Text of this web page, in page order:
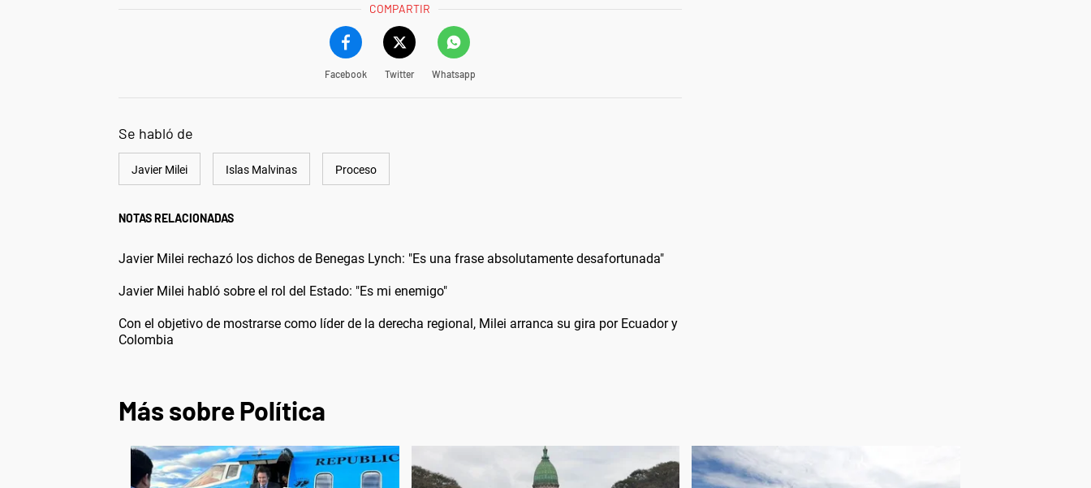
COMPARTIR
Facebook Twitter Whatsapp
Se habló de
Javier Milei Islas Malvinas Proceso
NOTAS RELACIONADAS
Javier Milei rechazó los dichos de Benegas Lynch: "Es una frase absolutamente desafortunada"
Javier Milei habló sobre el rol del Estado: "Es mi enemigo"
Con el objetivo de mostrarse como líder de la derecha regional, Milei arranca su gira por Ecuador y
Colombia
Más sobre Política